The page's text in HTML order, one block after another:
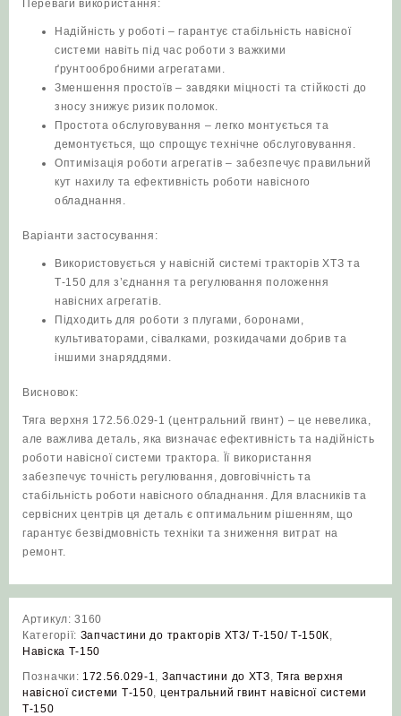
Переваги використання:
Надійність у роботі – гарантує стабільність навісної
системи навіть під час роботи з важкими
ґрунтообробними агрегатами.
Зменшення простоїв – завдяки міцності та стійкості до
зносу знижує ризик поломок.
Простота обслуговування – легко монтується та
демонтується, що спрощує технічне обслуговування.
Оптимізація роботи агрегатів – забезпечує правильний
кут нахилу та ефективність роботи навісного
обладнання.
Варіанти застосування:
Використовується у навісній системі тракторів ХТЗ та
Т-150 для з’єднання та регулювання положення
навісних агрегатів.
Підходить для роботи з плугами, боронами,
культиваторами, сівалками, розкидачами добрив та
іншими знаряддями.
Висновок:
Тяга верхня 172.56.029-1 (центральний гвинт) – це невелика,
але важлива деталь, яка визначає ефективність та надійність
роботи навісної системи трактора. Її використання
забезпечує точність регулювання, довговічність та
стабільність роботи навісного обладнання. Для власників та
сервісних центрів ця деталь є оптимальним рішенням, що
гарантує безвідмовність техніки та зниження витрат на
ремонт.
Артикул:3160
Категорії: Запчастини до тракторів ХТЗ/ Т-150/ Т-150К,
Навіска Т-150
Позначки: 172.56.029-1, Запчастини до ХТЗ,Тяга верхня
навісної системи Т-150, центральний гвинт навісної системи
Т-150